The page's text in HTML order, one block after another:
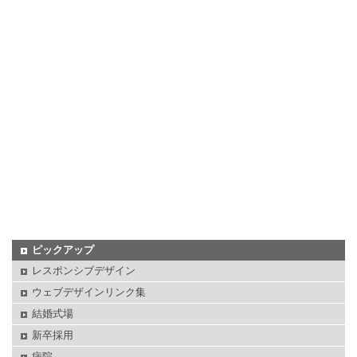
ピックアップ
レスポンシブデザイン
ウェブデザインリンク集
結婚式場
新卒採用